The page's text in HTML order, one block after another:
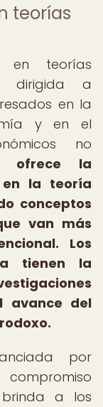
teorías
en teorías
dirigida a
en la
y en el
no
ofrece la
en la teoría
conceptos
van más
Los
tienen la
avance del
por
a los